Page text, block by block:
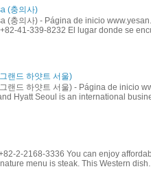
(충의사)
(충의사) - Página de inicio
41-339-8232 El lugar donde se
랜드 하얏트 서울)
랜드 하얏트 서울) - Página de inicio
Hyatt Seoul is an international
2-2168-3336 You can enjoy
menu is steak. This Western dish...